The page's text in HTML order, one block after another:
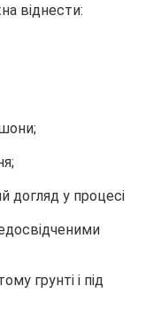
віднести:
догляд у процесі
грунті і під